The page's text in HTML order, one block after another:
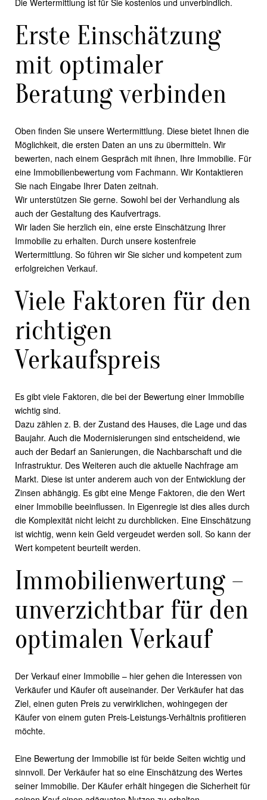
Die Wertermittlung ist für Sie kostenlos und unverbindlich.
Erste Einschätzung
mit optimaler
Beratung verbinden
Oben finden Sie unsere Wertermittlung. Diese bietet Ihnen die
Möglichkeit, die ersten Daten an uns zu übermitteln. Wir
bewerten, nach einem Gespräch mit ihnen, Ihre Immobilie. Für
eine Immobilienbewertung vom Fachmann. Wir Kontaktieren
Sie nach Eingabe Ihrer Daten zeitnah.
Wir unterstützen Sie gerne. Sowohl bei der Verhandlung als
auch der Gestaltung des Kaufvertrags.
Wir laden Sie herzlich ein, eine erste Einschätzung Ihrer
Immobilie zu erhalten. Durch unsere kostenfreie
Wertermittlung. So führen wir Sie sicher und kompetent zum
erfolgreichen Verkauf.
Viele Faktoren für den
richtigen
Verkaufspreis
Es gibt viele Faktoren, die bei der Bewertung einer Immobilie
wichtig sind.
Dazu zählen z. B. der Zustand des Hauses, die Lage und das
Baujahr. Auch die Modernisierungen sind entscheidend, wie
auch der Bedarf an Sanierungen, die Nachbarschaft und die
Infrastruktur. Des Weiteren auch die aktuelle Nachfrage am
Markt. Diese ist unter anderem auch von der Entwicklung der
Zinsen abhängig. Es gibt eine Menge Faktoren, die den Wert
einer Immobilie beeinflussen. In Eigenregie ist dies alles durch
die Komplexität nicht leicht zu durchblicken. Eine Einschätzung
ist wichtig, wenn kein Geld vergeudet werden soll. So kann der
Wert kompetent beurteilt werden.
Immobilienwertung –
unverzichtbar für den
optimalen Verkauf
Der Verkauf einer Immobilie – hier gehen die Interessen von
Verkäufer und Käufer oft auseinander. Der Verkäufer hat das
Ziel, einen guten Preis zu verwirklichen, wohingegen der
Käufer von einem guten Preis-Leistungs-Verhältnis profitieren
möchte.
Eine Bewertung der Immobilie ist für beide Seiten wichtig und
sinnvoll. Der Verkäufer hat so eine Einschätzung des Wertes
seiner Immobilie. Der Käufer erhält hingegen die Sicherheit für